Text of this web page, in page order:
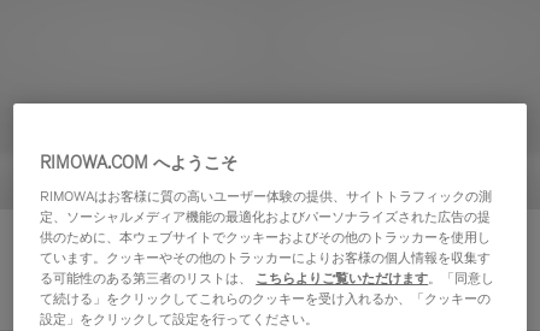
Groove - レザー ジップポーチ
¥82,500
Groove - レザー ジップポーチ
¥82,500
RIMOWA.COM へようこそ
RIMOWAはお客様に質の高いユーザー体験の提供、サイトトラフィックの測
定、ソーシャルメディア機能の最適化およびパーソナライズされた広告の提
供のために、本ウェブサイトでクッキーおよびその他のトラッカーを使用し
ています。クッキーやその他のトラッカーによりお客様の個人情報を収集す
る可能性のある第三者のリストは、 こちらよりご覧いただけます。「同意し
て続ける」をクリックしてこれらのクッキーを受け入れるか、「クッキーの
設定」をクリックして設定を行ってください。